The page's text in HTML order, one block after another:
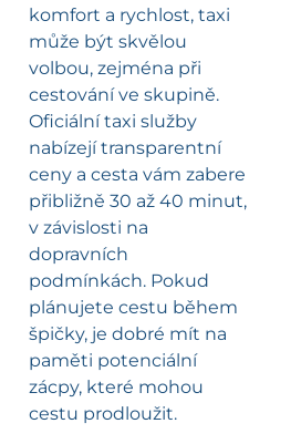
komfort a rychlost, taxi
může být skvělou
volbou, zejména při
cestování ve skupině.
Oficiální taxi služby
nabízejí transparentní
ceny a cesta vám zabere
přibližně 30 až 40 minut,
v závislosti na
dopravních
podmínkách. Pokud
plánujete cestu během
špičky, je dobré mít na
paměti potenciální
zácpy, které mohou
cestu prodloužit.